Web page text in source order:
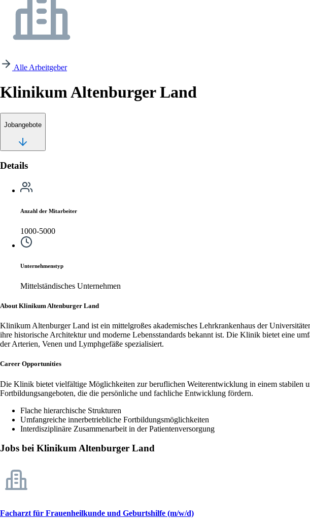
Alle Arbeitgeber
Klinikum Altenburger Land
Jobangebote
Details
Anzahl der Mitarbeiter
1000-5000
Unternehmenstyp
Mittelständisches Unternehmen
About Klinikum Altenburger Land
Klinikum Altenburger Land ist ein mittelgroßes akademisches Lehrkrankenhaus der
ihre historische Architektur und moderne Lebensstandards bekannt ist. Die Klinik bietet eine
der Arterien, Venen und Lymphgefäße spezialisiert.
Career Opportunities
Die Klinik bietet vielfältige Möglichkeiten zur beruflichen Weiterentwicklung in einem stabilen
Fortbildungsangeboten, die die persönliche und fachliche Entwicklung fördern.
Flache hierarchische Strukturen
Umfangreiche innerbetriebliche Fortbildungsmöglichkeiten
Interdisziplinäre Zusammenarbeit in der Patientenversorgung
Jobs bei Klinikum Altenburger Land
Facharzt für Frauenheilkunde und Geburtshilfe (m/w/d)